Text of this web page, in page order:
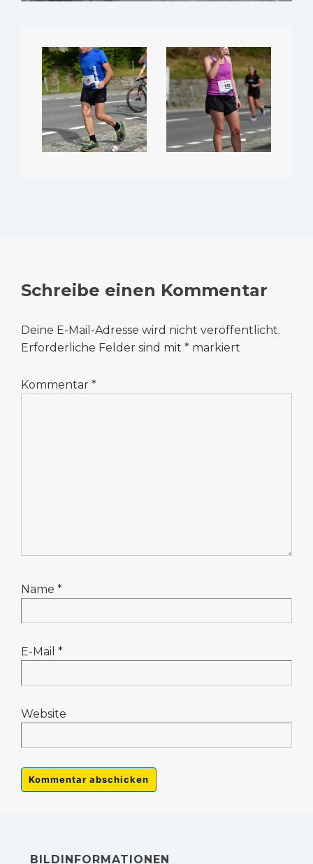
Schreibe einen Kommentar
Deine E-Mail-Adresse wird nicht veröffentlicht.
Erforderliche Felder sind mit * markiert
Kommentar *
Name *
E-Mail *
Website
BILDINFORMATIONEN